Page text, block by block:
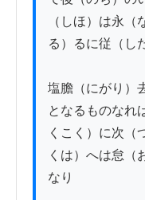
（しほ）は永
る）るに従（し
塩膽（にがり）
となるものなれ
くこく）に次（
くは）へは怠（
なり